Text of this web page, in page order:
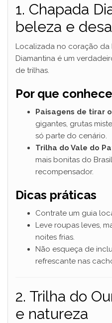
1. Chapada
beleza e
Localizada no coração da
Diamantina é um
de trilhas.
Por que
Paisagens de tirar
gigantes, grutas
só parte do cenário.
Trilha do Vale do
mais bonitas do
recompensador.
Dicas práticas
Contrate um guia
Leve roupas leves,
noites frias.
Não esqueça de
refrescante nas
2. Trilha do
e natureza